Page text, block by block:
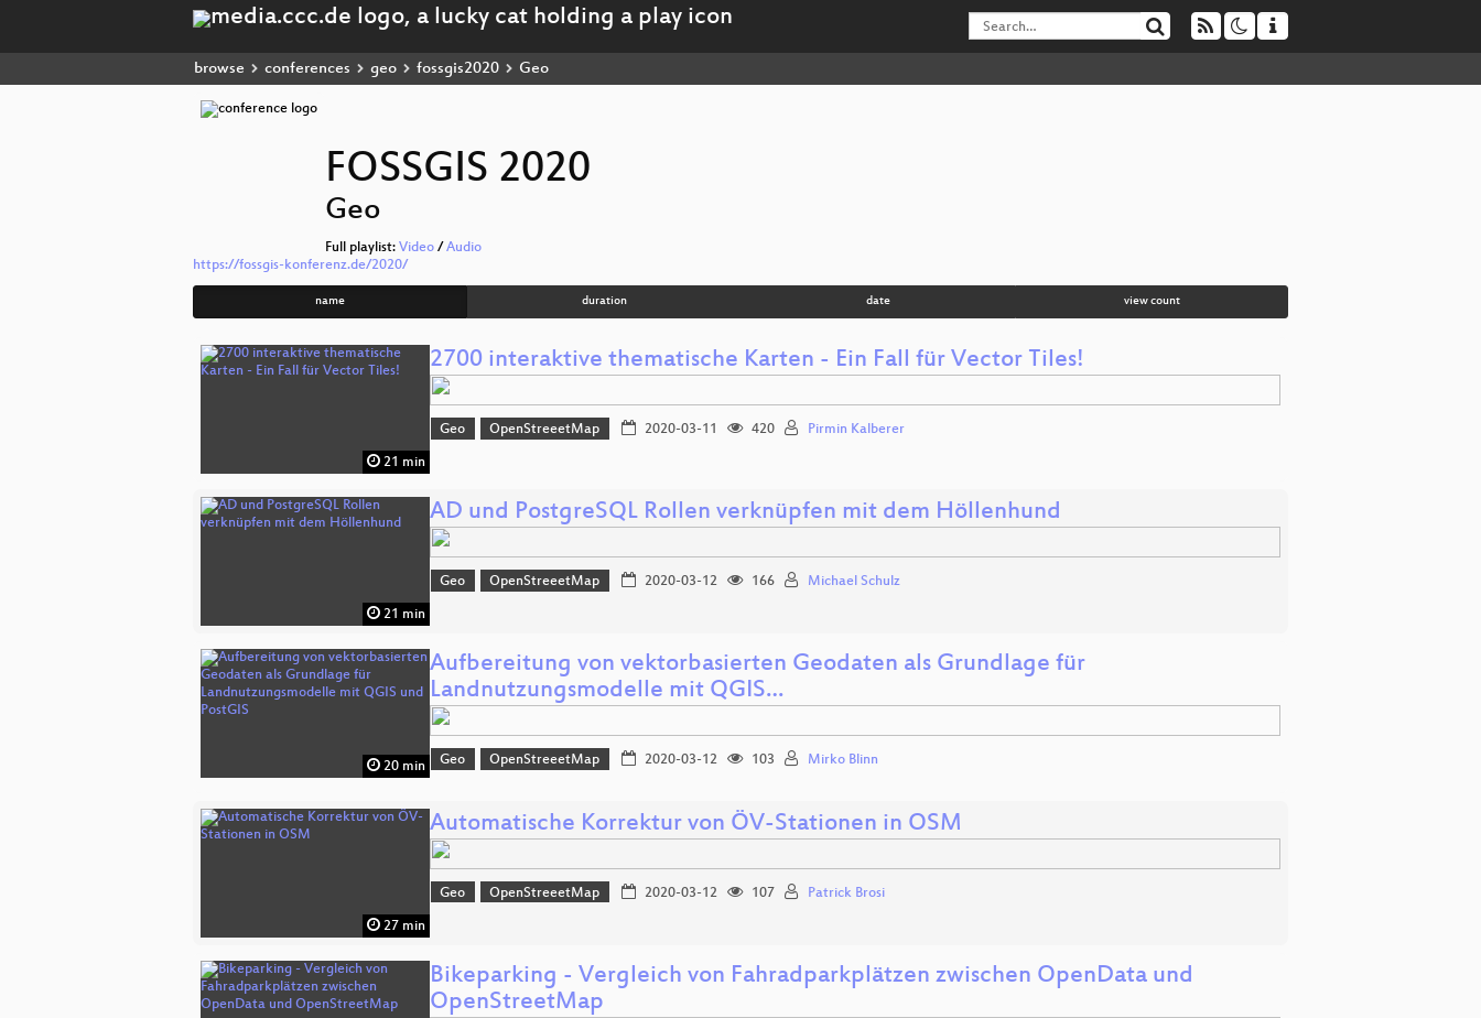
browse conferences geo fossgis2020 Geo
FOSSGIS 2020
Geo
Full playlist: Video / Audio
https://fossgis-konferenz.de/2020/
name duration date view count
21 min
2700 interaktive thematische Karten - Ein Fall für Vector Tiles!
Geo OpenStreeetMap 2020-03-11 420 Pirmin Kalberer
21 min
AD und PostgreSQL Rollen verknüpfen mit dem Höllenhund
Geo OpenStreeetMap 2020-03-12 166 Michael Schulz
20 min
Aufbereitung von vektorbasierten Geodaten als Grundlage für
Landnutzungsmodelle mit QGIS…
Geo OpenStreeetMap 2020-03-12 103 Mirko Blinn
27 min
Automatische Korrektur von ÖV-Stationen in OSM
Geo OpenStreeetMap 2020-03-12 107 Patrick Brosi
Bikeparking - Vergleich von Fahradparkplätzen zwischen OpenData und
OpenStreetMap